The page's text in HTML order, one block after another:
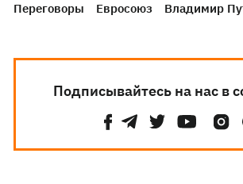
Переговоры
Евросоюз Владимир
Подписывайтесь на нас в